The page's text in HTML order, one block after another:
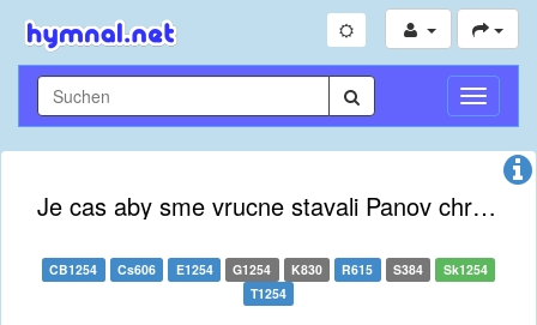
Je cas aby sme vrucne stavali Panov chram
CB1254 Cs606 E1254 G1254 K830 R615 S384
Sk1254
T1254